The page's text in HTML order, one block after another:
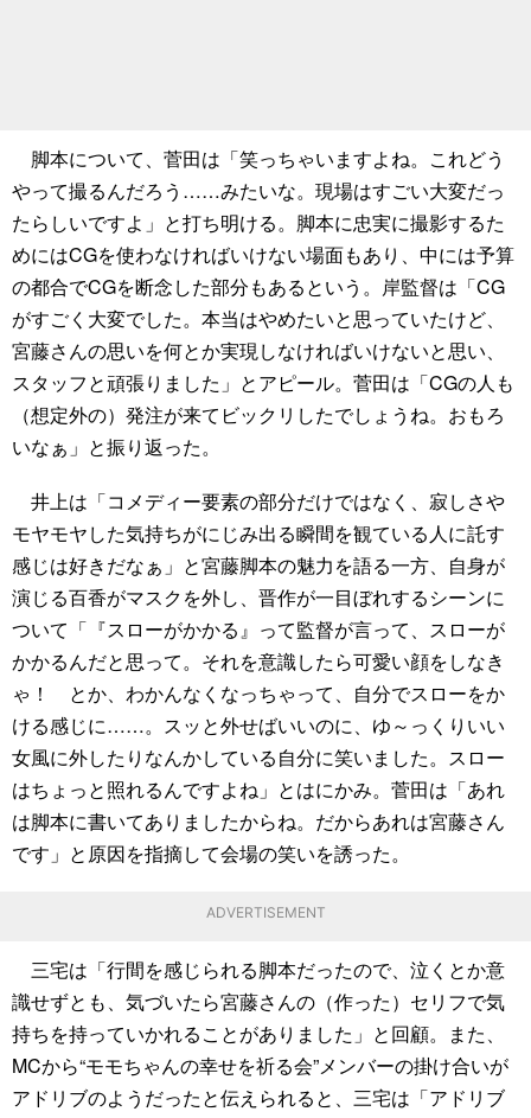
脚本について、菅田は「笑っちゃいますよね。これどう
やって撮るんだろう……みたいな。現場はすごい大変だっ
たらしいですよ」と打ち明ける。脚本に忠実に撮影するた
めにはCGを使わなければいけない場面もあり、中には予算
の都合でCGを断念した部分もあるという。岸監督は「CG
がすごく大変でした。本当はやめたいと思っていたけど、
宮藤さんの思いを何とか実現しなければいけないと思い、
スタッフと頑張りました」とアピール。菅田は「CGの人も
（想定外の）発注が来てビックリしたでしょうね。おもろ
いなぁ」と振り返った。
井上は「コメディー要素の部分だけではなく、寂しさや
モヤモヤした気持ちがにじみ出る瞬間を観ている人に託す
感じは好きだなぁ」と宮藤脚本の魅力を語る一方、自身が
演じる百香がマスクを外し、晋作が一目ぼれするシーンに
ついて「『スローがかかる』って監督が言って、スローが
かかるんだと思って。それを意識したら可愛い顔をしなき
ゃ！ とか、わかんなくなっちゃって、自分でスローをか
ける感じに……。スッと外せばいいのに、ゆ～っくりいい
女風に外したりなんかしている自分に笑いました。スロー
はちょっと照れるんですよね」とはにかみ。菅田は「あれ
は脚本に書いてありましたからね。だからあれは宮藤さん
です」と原因を指摘して会場の笑いを誘った。
ADVERTISEMENT
三宅は「行間を感じられる脚本だったので、泣くとか意
識せずとも、気づいたら宮藤さんの（作った）セリフで気
持ちを持っていかれることがありました」と回顧。また、
MCから“モモちゃんの幸せを祈る会”メンバーの掛け合いが
アドリブのようだったと伝えられると、三宅は「アドリブ